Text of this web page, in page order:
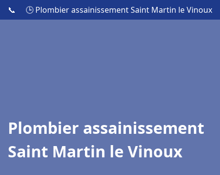
📞 🕒 Plombier assainissement Saint Martin le Vinoux
Plombier assainissement
Saint Martin le Vinoux